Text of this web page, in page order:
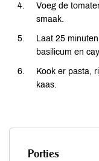
Voeg de
smaak.
Laat 25
basilicum en
Kook er pasta,
kaas.
Porties